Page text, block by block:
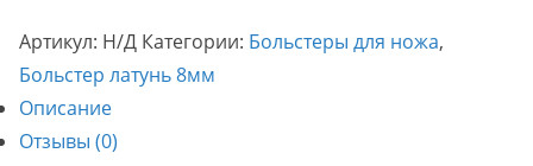
Артикул: Н/Д Категории: Больстеры для ножа,
Больстер латунь 8мм
Описание
Отзывы (0)